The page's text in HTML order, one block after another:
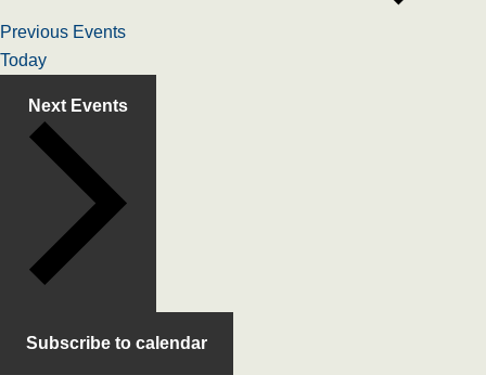
Previous Events
Today
Next Events
Subscribe to calendar